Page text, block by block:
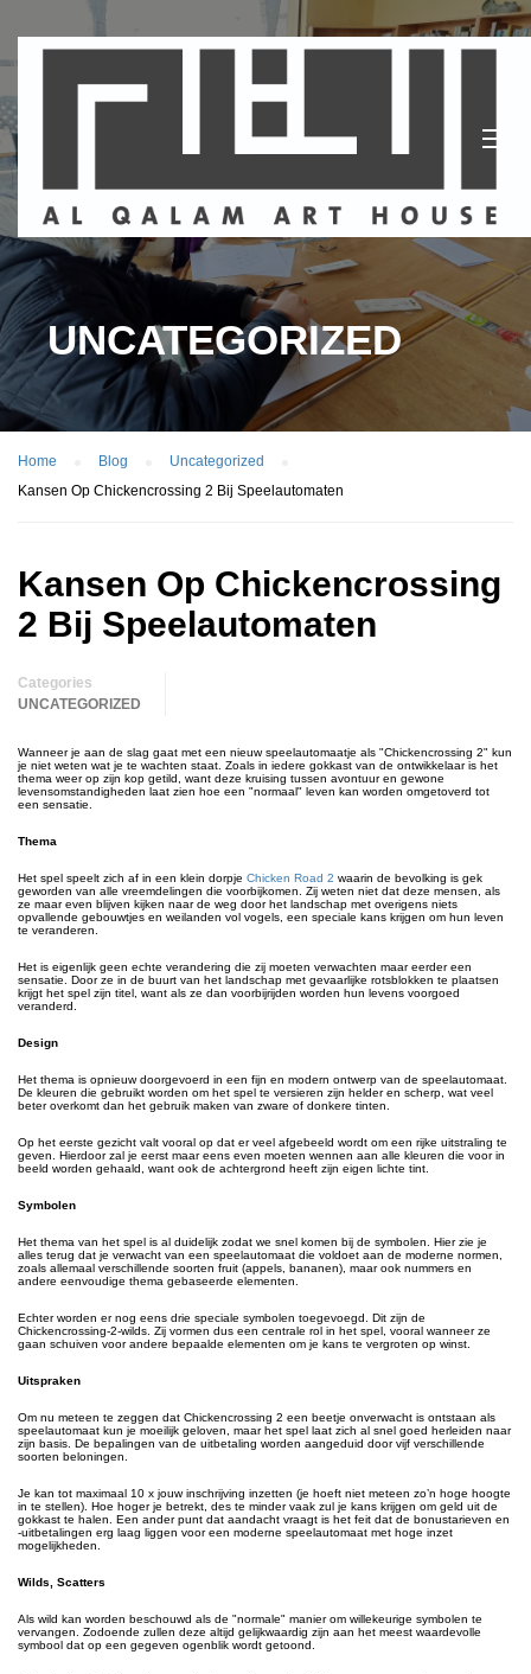
UNCATEGORIZED
Home Blog
Uncategorized
Kansen Op Chickencrossing 2 Bij Speelautomaten
Kansen Op Chickencrossing
2 Bij Speelautomaten
Categories
UNCATEGORIZED
Wanneer je aan de slag gaat met een nieuw speelautomaatje als "Chickencrossing 2" kun
je niet weten wat je te wachten staat. Zoals in iedere gokkast van de ontwikkelaar is het
thema weer op zijn kop getild, want deze kruising tussen avontuur en gewone
levensomstandigheden laat zien hoe een "normaal" leven kan worden omgetoverd tot
een sensatie.
Thema
Het spel speelt zich af in een klein dorpje Chicken Road 2 waarin de bevolking is gek
geworden van alle vreemdelingen die voorbijkomen. Zij weten niet dat deze mensen, als
ze maar even blijven kijken naar de weg door het landschap met overigens niets
opvallende gebouwtjes en weilanden vol vogels, een speciale kans krijgen om hun leven
te veranderen.
Het is eigenlijk geen echte verandering die zij moeten verwachten maar eerder een
sensatie. Door ze in de buurt van het landschap met gevaarlijke rotsblokken te plaatsen
krijgt het spel zijn titel, want als ze dan voorbijrijden worden hun levens voorgoed
veranderd.
Design
Het thema is opnieuw doorgevoerd in een fijn en modern ontwerp van de speelautomaat.
De kleuren die gebruikt worden om het spel te versieren zijn helder en scherp, wat veel
beter overkomt dan het gebruik maken van zware of donkere tinten.
Op het eerste gezicht valt vooral op dat er veel afgebeeld wordt om een rijke uitstraling te
geven. Hierdoor zal je eerst maar eens even moeten wennen aan alle kleuren die voor in
beeld worden gehaald, want ook de achtergrond heeft zijn eigen lichte tint.
Symbolen
Het thema van het spel is al duidelijk zodat we snel komen bij de symbolen. Hier zie je
alles terug dat je verwacht van een speelautomaat die voldoet aan de moderne normen,
zoals allemaal verschillende soorten fruit (appels, bananen), maar ook nummers en
andere eenvoudige thema gebaseerde elementen.
Echter worden er nog eens drie speciale symbolen toegevoegd. Dit zijn de
Chickencrossing-2-wilds. Zij vormen dus een centrale rol in het spel, vooral wanneer ze
gaan schuiven voor andere bepaalde elementen om je kans te vergroten op winst.
Uitspraken
Om nu meteen te zeggen dat Chickencrossing 2 een beetje onverwacht is ontstaan als
speelautomaat kun je moeilijk geloven, maar het spel laat zich al snel goed herleiden naar
zijn basis. De bepalingen van de uitbetaling worden aangeduid door vijf verschillende
soorten beloningen.
Je kan tot maximaal 10 x jouw inschrijving inzetten (je hoeft niet meteen zo’n hoge hoogte
in te stellen). Hoe hoger je betrekt, des te minder vaak zul je kans krijgen om geld uit de
gokkast te halen. Een ander punt dat aandacht vraagt is het feit dat de bonustarieven en
-uitbetalingen erg laag liggen voor een moderne speelautomaat met hoge inzet
mogelijkheden.
Wilds, Scatters
Als wild kan worden beschouwd als de "normale" manier om willekeurige symbolen te
vervangen. Zodoende zullen deze altijd gelijkwaardig zijn aan het meest waardevolle
symbool dat op een gegeven ogenblik wordt getoond.